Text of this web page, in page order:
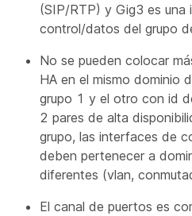
(SIP/RTP) y Gig3 es una
control/datos del grupo
No se pueden colocar
HA en el mismo dominio
grupo 1 y el otro con id
2 pares de alta
grupo, las interfaces de
deben pertenecer a
diferentes (vlan,
El canal de puertos es